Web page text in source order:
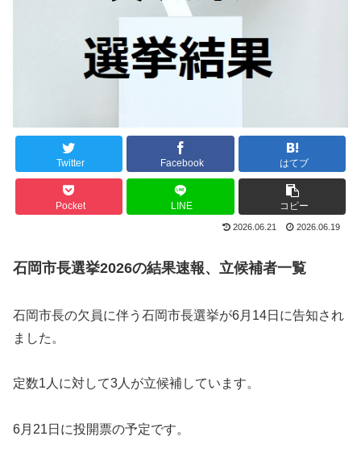
Twitter Facebook はてブ
Pocket LINE コピー
2026.06.21 2026.06.19
石岡市長選挙2026の結果速報、立候補者一覧
石岡市長の欠員に伴う石岡市長選挙が6月14日に告知され
ました。
定数1人に対して3人が立候補しています。
6月21日に投開票の予定です。